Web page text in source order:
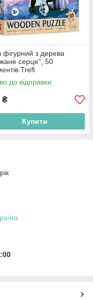
фігурний з дерева
серце", 50
Trefl
до відправки
₴
Купити